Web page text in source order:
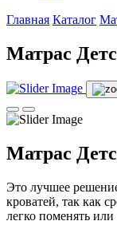
Главная Каталог
Матрас
Матрас
Это лучшее
кроватей, так как
легко поменять или